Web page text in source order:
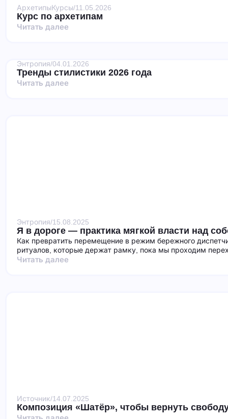
АрхетипыКурсы/11.05.2026
Курс по архетипам
Читать далее
Энтропия/04.01.2026
Тренды стилистики 2026 года
Читать далее
Энтропия/15.08.2025
Я в дороге — практика мягкой власти над
Как превратить перемещение в режим бережного
ритуалов, которые держат рамку, пока мы проходим
Читать далее
Источник/14.07.2025
Композиция «Шатёр», чтобы вернуть